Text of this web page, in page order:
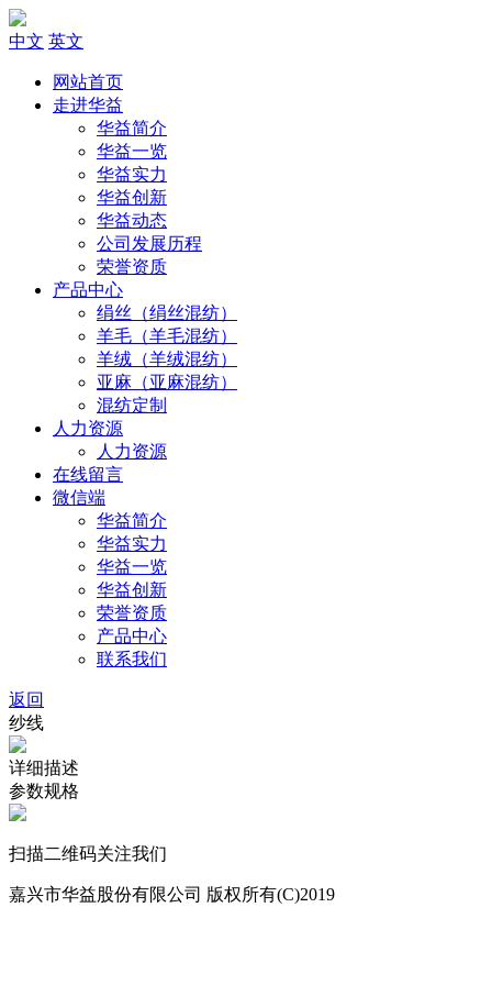
中文 英文
网站首页
走进华益
华益简介
华益一览
华益实力
华益创新
华益动态
公司发展历程
荣誉资质
产品中心
绢丝（绢丝混纺）
羊毛（羊毛混纺）
羊绒（羊绒混纺）
亚麻（亚麻混纺）
混纺定制
人力资源
人力资源
在线留言
微信端
华益简介
华益实力
华益一览
华益创新
荣誉资质
产品中心
联系我们
返回
纱线
详细描述
参数规格
扫描二维码关注我们
嘉兴市华益股份有限公司 版权所有(C)2019